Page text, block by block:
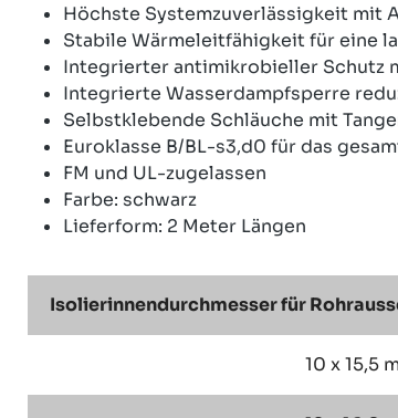
Höchste Systemzuverlässigkeit mit
Stabile Wärmeleitfähigkeit für eine
Integrierter antimikrobieller Schutz
Integrierte Wasserdampfsperre
Selbstklebende Schläuche mit
Euroklasse B/BL-s3,d0 für das
FM und UL-zugelassen
Farbe: schwarz
Lieferform: 2 Meter Längen
Isolierinnendurchmesser für
10 x 15,5